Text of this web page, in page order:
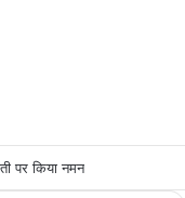
पर किया नमन